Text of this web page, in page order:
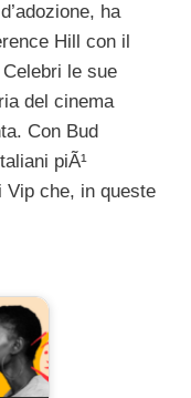
ha
Hill con il
le sue
del cinema
Con Bud
piÃ¹
Vip che, in queste